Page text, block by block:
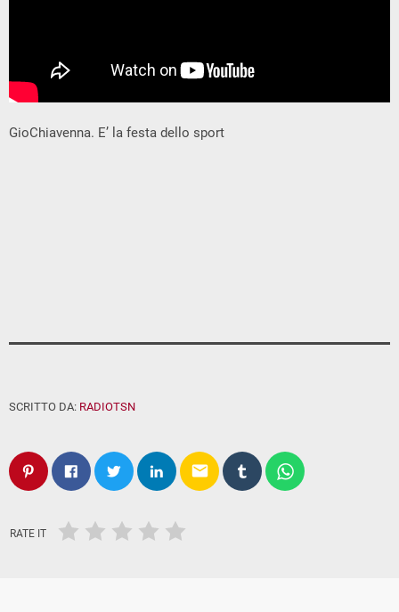
GioChiavenna. E’ la festa dello sport
SCRITTO DA: RADIOTSN
email
RATE IT